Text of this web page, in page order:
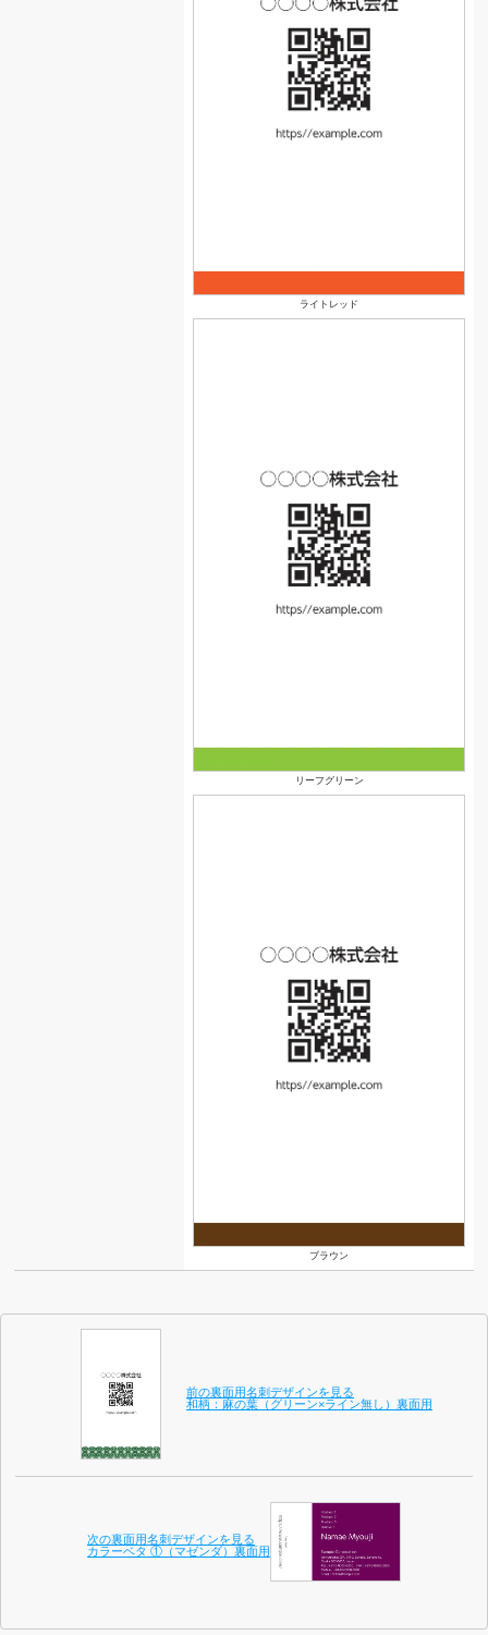
ライトレッド
リーフグリーン
ブラウン
前の裏面用名刺デザインを見る
和柄：麻の葉（グリーン×ライン無し）裏面用
次の裏面用名刺デザインを見る
カラーベタ ①（マゼンダ）裏面用